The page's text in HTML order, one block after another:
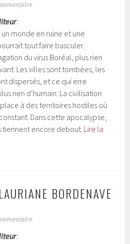
:
monde en ruine et une
tout faire basculer.
du virus Boréal, plus rien
Les villes sont tombées, les
dispersés, et ce qui erre
rien d’humain. La civilisation
à des territoires hostiles où
Dans cette apocalypse,
tiennent encore debout. Lire la
BORDENAVE
: